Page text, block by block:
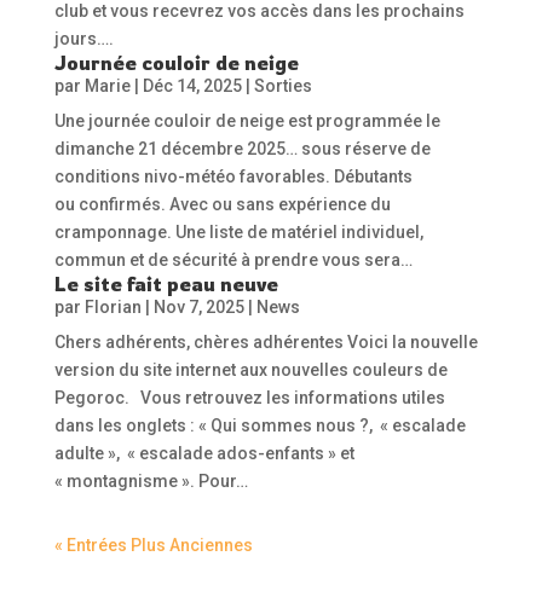
club et vous recevrez vos accès dans les prochains
jours….
Journée couloir de neige
par Marie| Déc 14, 2025| Sorties
Une journée couloir de neige est programmée le
dimanche 21 décembre 2025… sous réserve de
conditions nivo-météo favorables. Débutants
ou confirmés. Avec ou sans expérience du
cramponnage. Une liste de matériel individuel,
commun et de sécurité à prendre vous sera…
Le site fait peau neuve
par Florian Nov 7, 2025|
News
Chers adhérents, chères adhérentes Voici la nouvelle
version du site internet aux nouvelles couleurs de
Pegoroc. Vous retrouvez les informations utiles
dans les onglets : « Qui sommes nous ?, « escalade
adulte », « escalade ados-enfants » et
« montagnisme ». Pour…
« Entrées Plus Anciennes